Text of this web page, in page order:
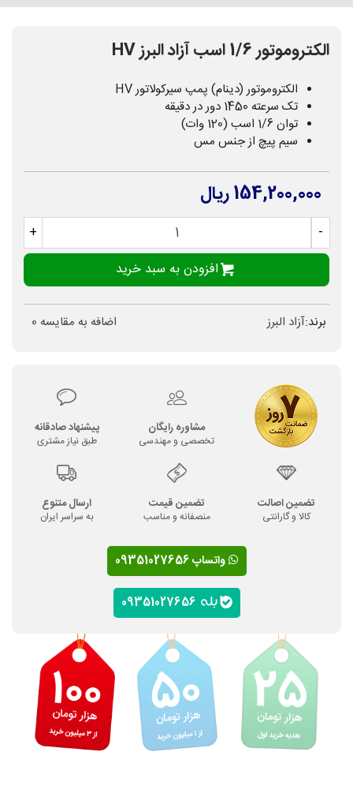
الکتروموتور 1/6 اسب آزاد البرز HV
الکتروموتور (دینام) پمپ سیرکولاتور HV
تک سرعته 1450 دور در دقیقه
توان 1/6 اسب (120 وات)
سیم پیچ از جنس مس
154,200,000 ریال
-
+
افزودن به سبد خرید
برند:آزاد البرز اضافه به مقایسه 0
مشاوره رایگان
تخصصی و مهندسی
پیشنهاد صادقانه
طبق نیاز مشتری
تضمین اصالت
کالا و گارانتی
تضمین قیمت
منصفانه و مناسب
ارسال متنوع
به سراسر ایران
واتساپ 09351027656